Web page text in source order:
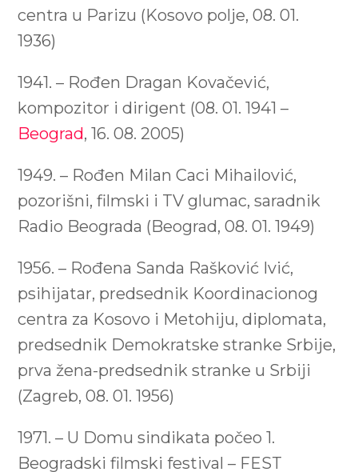
centra u Parizu (Kosovo polje, 08. 01.
1936)
1941. – Rođen Dragan Kovačević,
kompozitor i dirigent (08. 01. 1941 –
Beograd, 16. 08. 2005)
1949. – Rođen Milan Caci Mihailović,
pozorišni, filmski i TV glumac, saradnik
Radio Beograda (Beograd, 08. 01. 1949)
1956. – Rođena Sanda Rašković Ivić,
psihijatar, predsednik Koordinacionog
centra za Kosovo i Metohiju, diplomata,
predsednik Demokratske stranke Srbije,
prva žena-predsednik stranke u Srbiji
(Zagreb, 08. 01. 1956)
1971. – U Domu sindikata počeo 1.
Beogradski filmski festival – FEST